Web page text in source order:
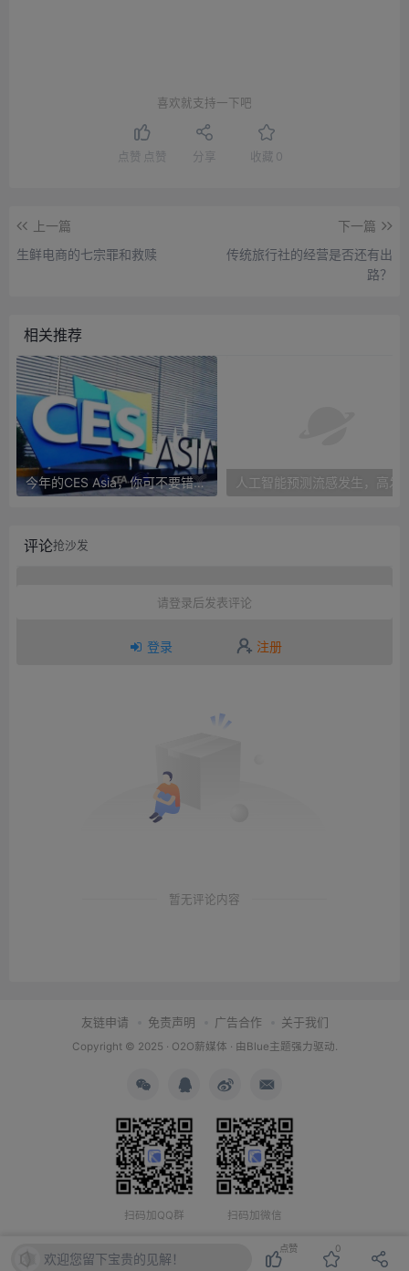
喜欢就支持一下吧
点赞 点赞 分享 收藏 0
上一篇
生鲜电商的七宗罪和救赎
下一篇
传统旅行社的经营是否还有出
路？
相关推荐
今年的CES Asia，你可不要错过这些自动驾驶看点
评论抢沙发
请登录后发表评论
登录 注册
暂无评论内容
友链申请 免责声明 广告合作 关于我们
Copyright © 2025 · O2O薪媒体 · 由 Blue主题强力驱动.
扫码加QQ群 扫码加微信
欢迎您留下宝贵的见解！
点赞 0